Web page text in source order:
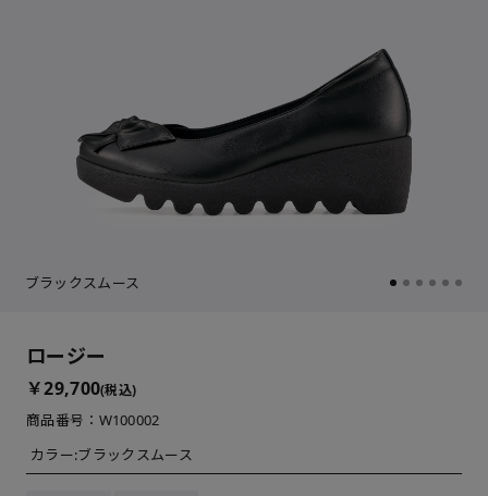
ブラックスムース
ロージー
￥29,700(税込)
商品番号：W100002
カラー:ブラックスムース